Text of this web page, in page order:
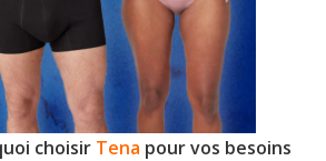
choisir Tena pour vos besoins